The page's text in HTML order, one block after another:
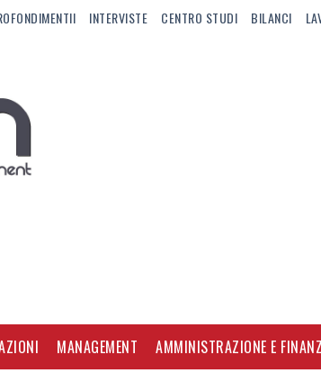
INTERVISTE CENTRO STUDI BILANCI
MANAGEMENT AMMINISTRAZIONE E